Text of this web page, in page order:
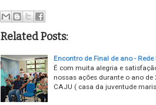
Related Posts:
Encontro de Final de ano -
É com muita alegria e
nossas ações durante o ano
CAJU ( casa da juventude